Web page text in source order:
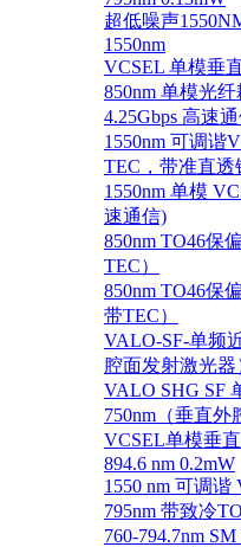
超低噪声
1550nm
VCSEL 单模垂
850nm 单模光
4.25Gbps 高速
1550nm 可调谐
TEC，带准直透
1550nm 单模
速通信)
850nm TO46保
TEC）
850nm TO46保
带TEC）
VALO-SF-单频
腔面发射激光器
VALO SHG SF
750nm（垂直外
VCSEL单模垂
894.6 nm 0.2mW
1550 nm 可调
795nm 带致冷
760-794.7nm